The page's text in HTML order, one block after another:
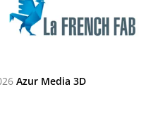
Azur Media 3D